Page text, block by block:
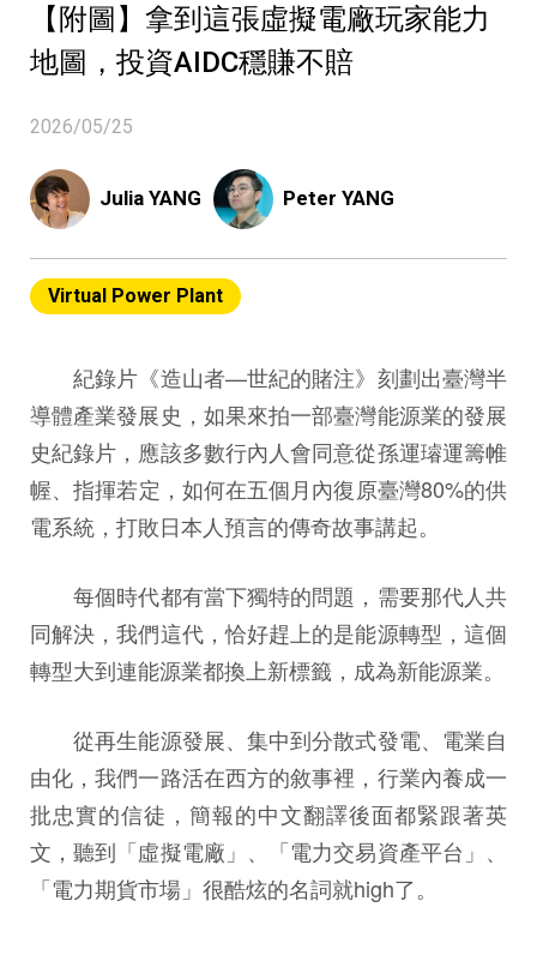
【附圖】拿到這張虛擬電廠玩家能力
地圖，投資AIDC穩賺不賠
2026/05/25
Julia YANG Peter YANG
Virtual Power Plant
紀錄片《造山者—世紀的賭注》刻劃出臺灣半
導體產業發展史，如果來拍一部臺灣能源業的發展
史紀錄片，應該多數行內人會同意從孫運璿運籌帷
幄、指揮若定，如何在五個月內復原臺灣80%的供
電系統，打敗日本人預言的傳奇故事講起。
每個時代都有當下獨特的問題，需要那代人共
同解決，我們這代，恰好趕上的是能源轉型，這個
轉型大到連能源業都換上新標籤，成為新能源業。
從再生能源發展、集中到分散式發電、電業自
由化，我們一路活在西方的敘事裡，行業內養成一
批忠實的信徒，簡報的中文翻譯後面都緊跟著英
文，聽到「虛擬電廠」、「電力交易資產平台」、
「電力期貨市場」很酷炫的名詞就high了。